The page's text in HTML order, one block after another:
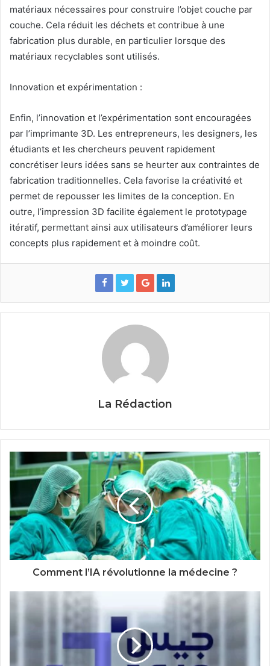
matériaux nécessaires pour construire l’objet couche par
couche. Cela réduit les déchets et contribue à une
fabrication plus durable, en particulier lorsque des
matériaux recyclables sont utilisés.
Innovation et expérimentation :
Enfin, l’innovation et l’expérimentation sont encouragées
par l’imprimante 3D. Les entrepreneurs, les designers, les
étudiants et les chercheurs peuvent rapidement
concrétiser leurs idées sans se heurter aux contraintes de
fabrication traditionnelles. Cela favorise la créativité et
permet de repousser les limites de la conception. En
outre, l’impression 3D facilite également le prototypage
itératif, permettant ainsi aux utilisateurs d’améliorer leurs
concepts plus rapidement et à moindre coût.
La Rédaction
Comment l’IA révolutionne la médecine ?